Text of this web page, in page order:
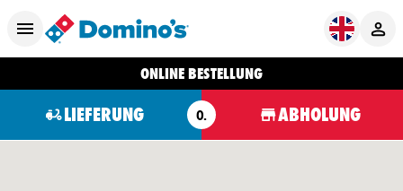
ONLINE BESTELLUNG
LIEFERUNG O. ABHOLUNG